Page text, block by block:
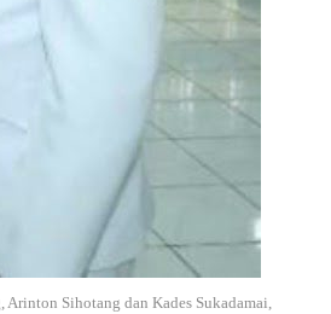
Arinton Sihotang dan Kades Sukadamai,